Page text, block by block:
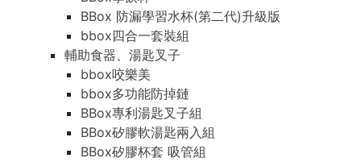
BBox 防漏學習水杯(第二代)升級版
bbox四合一套裝組
輔助食器、湯匙叉子
bbox咬樂美
bbox多功能防掉鏈
BBox專利湯匙叉子組
BBox矽膠軟湯匙兩入組
BBox矽膠杯套 吸管組